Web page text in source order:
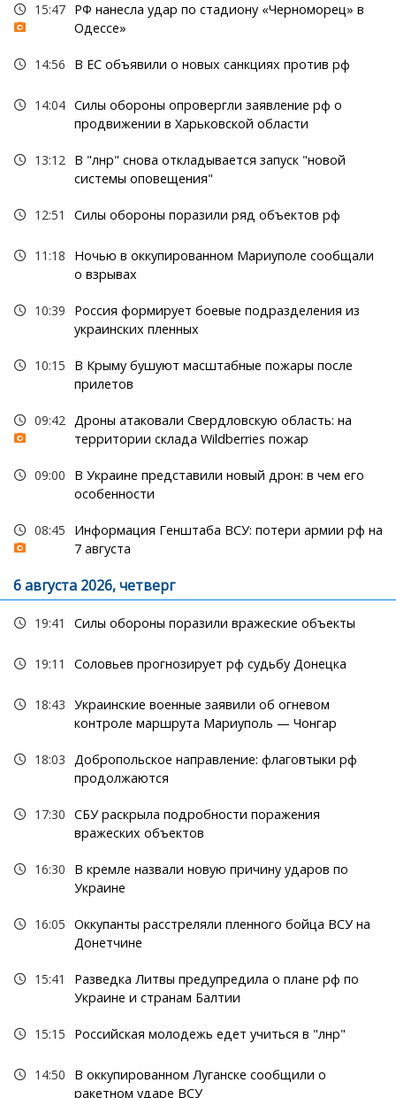
15:47 РФ нанесла удар по стадиону «Черноморец» в
Одессе»
14:56 В ЕС объявили о новых санкциях против рф
14:04 Силы обороны опровергли заявление рф о
продвижении в Харьковской области
13:12 В "лнр" снова откладывается запуск "новой
системы оповещения"
12:51 Силы обороны поразили ряд объектов рф
11:18
Ночью в оккупированном Мариуполе сообщали
о взрывах
10:39
Россия формирует боевые подразделения из
украинских пленных
10:15
В Крыму бушуют масштабные пожары после
прилетов
09:42 Дроны атаковали Свердловскую область: на
территории склада Wildberries пожар
09:00
В Украине представили новый дрон: в чем его
особенности
08:45
Информация Генштаба ВСУ: потери армии рф на
7 августа
6 августа 2026, четверг
19:41 Силы обороны поразили вражеские объекты
19:11 Соловьев прогнозирует рф судьбу Донецка
18:43 Украинские военные заявили об огневом
контроле маршрута Мариуполь — Чонгар
18:03 Добропольское направление: флаговтыки рф
продолжаются
17:30 СБУ раскрыла подробности поражения
вражеских объектов
16:30
В кремле назвали новую причину ударов по
Украине
16:05 Оккупанты расстреляли пленного бойца ВСУ на
Донетчине
15:41
Разведка Литвы предупредила о плане рф по
Украине и странам Балтии
15:15 Российская молодежь едет учиться в "лнр"
14:50
В оккупированном Луганске сообщили о
ракетном ударе ВСУ